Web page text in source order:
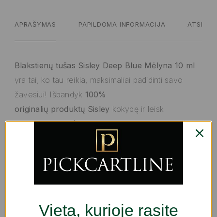
APRAŠYMAS PAPILDOMA INFORMACIJA
Blakstienų tušas Sisley Deep Blue Mėlyna 10 ml
yra tai, ko tau reikia, maksimaliai padidinti savo
žavesiui! Išbandyk 100%
originalių produktų Sisley kokybę ir leisk
geriausiems profesionalams atskleisti tavo grožį.
Sisley Deep Blue blakstienų tušas
sukurtas pabrėžti moterišką žvilgsnį su išskirtiniu
blakstienų tušas
turi lengvą,
vandens pagrindu
Vieta, kurioje rasite